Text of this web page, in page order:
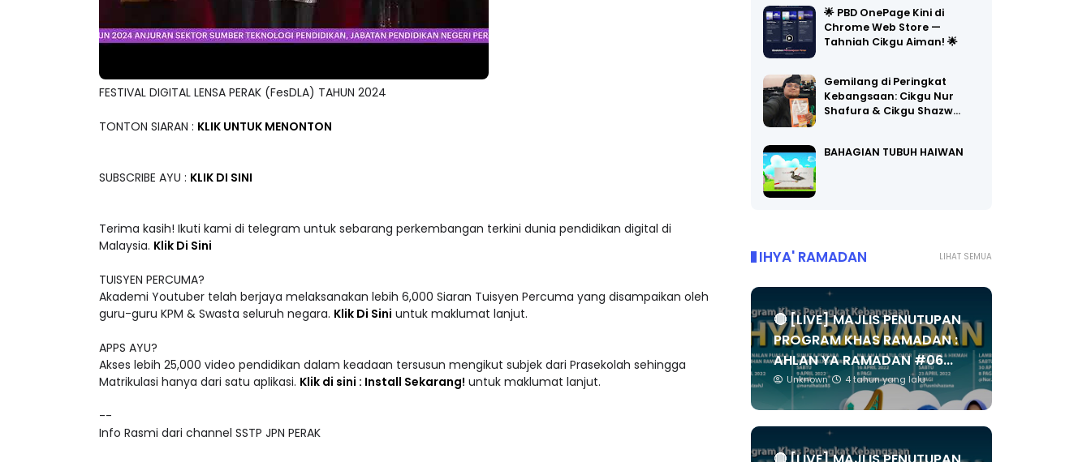
FESTIVAL DIGITAL LENSA PERAK (FesDLA) TAHUN 2024
TONTON SIARAN : KLIK UNTUK MENONTON
SUBSCRIBE AYU : KLIK DI SINI
Terima kasih! Ikuti kami di telegram untuk sebarang perkembangan terkini dunia pendidikan digital di
Malaysia. Klik Di Sini
TUISYEN PERCUMA?
Akademi Youtuber telah berjaya melaksanakan lebih 6,000 Siaran Tuisyen Percuma yang disampaikan oleh
guru-guru KPM & Swasta seluruh negara. Klik Di Sini untuk maklumat lanjut.
APPS AYU?
Akses lebih 25,000 video pendidikan dalam keadaan tersusun mengikut subjek dari Prasekolah sehingga
Matrikulasi hanya dari satu aplikasi. Klik di sini : Install Sekarang! untuk maklumat lanjut.
--
Info Rasmi dari channel SSTP JPN PERAK
🌟 PBD OnePage Kini di
Chrome Web Store —
Tahniah Cikgu Aiman! 🌟
Gemilang di Peringkat
Kebangsaan: Cikgu Nur
Shafura & Cikgu Shazw…
BAHAGIAN TUBUH HAIWAN
LIHAT SEMUA
IHYA' RAMADAN
🔴 [LIVE] MAJLIS PENUTUPAN
PROGRAM KHAS RAMADAN :
AHLAN YA RAMADAN #06...
Unknown 4 tahun yang lalu